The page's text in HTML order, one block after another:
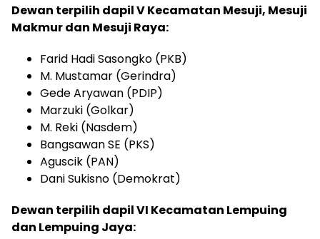
Dewan terpilih dapil V Kecamatan Mesuji, Mesuji
Makmur dan Mesuji Raya:
Farid Hadi Sasongko (PKB)
M. Mustamar (Gerindra)
Gede Aryawan (PDIP)
Marzuki (Golkar)
M. Reki (Nasdem)
Bangsawan SE (PKS)
Aguscik (PAN)
Dani Sukisno (Demokrat)
Dewan terpilih dapil VI Kecamatan Lempuing
dan Lempuing Jaya: